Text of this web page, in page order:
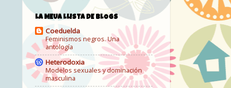
LA MEUA LLISTA DE BLOGS
Coeduelda
Feminismos negros. Una
antología
Heterodoxia
Modelos sexuales y dominación
masculina